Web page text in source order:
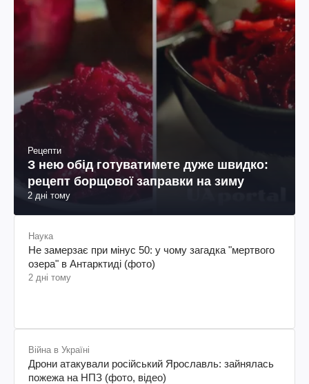
Рецепти
З нею обід готуватимете дуже швидко:
рецепт борщової заправки на зиму
2 дні тому
Наука
Не замерзає при мінус 50: у чому загадка "мертвого
озера" в Антарктиді (фото)
2 дні тому
Війна в Україні
Дрони атакували російський Ярославль: зайнялась
пожежа на НПЗ (фото, відео)